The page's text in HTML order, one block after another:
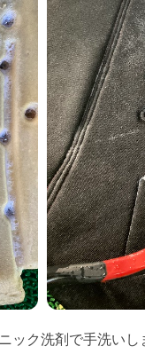
ック洗剤で手洗いし